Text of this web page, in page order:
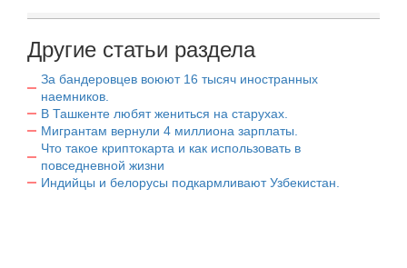
Другие статьи раздела
За бандеровцев воюют 16 тысяч иностранных
наемников.
В Ташкенте любят жениться на старухах.
Мигрантам вернули 4 миллиона зарплаты.
Что такое криптокарта и как использовать в
повседневной жизни
Индийцы и белорусы подкармливают Узбекистан.